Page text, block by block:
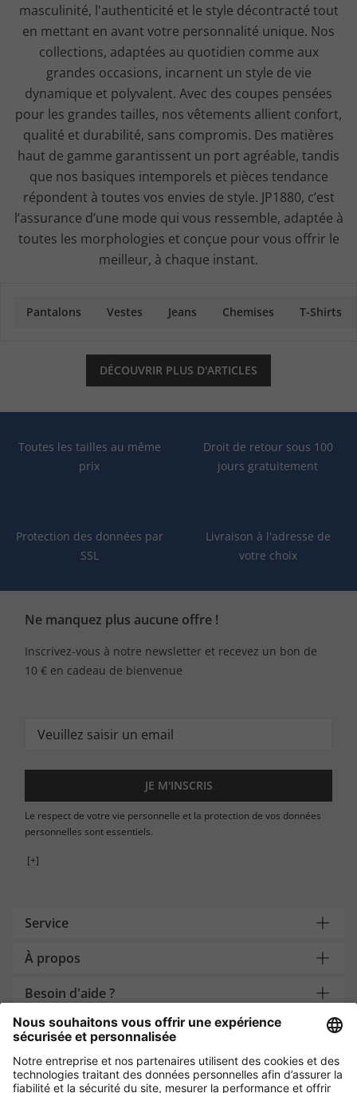
masculinité, l'authenticité et le style décontracté tout
en mettant en avant votre personnalité unique. Nos
collections, adaptées au quotidien comme aux
grandes occasions, incarnent un style de vie
dynamique et polyvalent. Avec des coupes pensées
pour les grandes tailles, nos vêtements allient confort,
qualité et durabilité, sans compromis. Des matières
haut de gamme garantissent un port agréable, tandis
que nos basiques intemporels et pièces tendance
répondent à toutes vos envies de style. JP1880, c’est
l’assurance d’une mode qui vous ressemble, adaptée à
toutes les morphologies et conçue pour vous offrir le
meilleur, à chaque instant.
Pantalons Vestes Jeans Chemises T-Shirts
DÉCOUVRIR PLUS D'ARTICLES
Toutes les tailles au même
prix
Droit de retour sous 100
jours gratuitement
Protection des données par
SSL
Livraison à l'adresse de
votre choix
Ne manquez plus aucune offre !
Inscrivez-vous à notre newsletter et recevez un bon de
10 € en cadeau de bienvenue
JE M'INSCRIS
Le respect de votre vie personnelle et la protection de vos données
personnelles sont essentiels.
[+]
Service
À propos
Besoin d'aide ?
Payment and Delivery
Protection des données par